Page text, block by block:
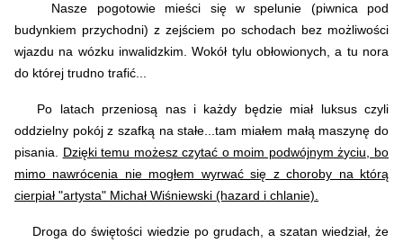
Nasze pogotowie mieści się w spelunie (piwnica pod
budynkiem przychodni) z zejściem po schodach bez możliwości
wjazdu na wózku inwalidzkim. Wokół tylu obłowionych, a tu nora
do której trudno trafić...
Po latach przeniosą nas i każdy będzie miał luksus czyli
oddzielny pokój z szafką na stałe...tam miałem małą maszynę do
pisania. Dzięki temu możesz czytać o moim podwójnym życiu, bo
mimo nawrócenia nie mogłem wyrwać się z choroby na którą
cierpiał "artysta" Michał Wiśniewski (hazard i chlanie).
Droga do świętości wiedzie po grudach, a szatan wiedział, że